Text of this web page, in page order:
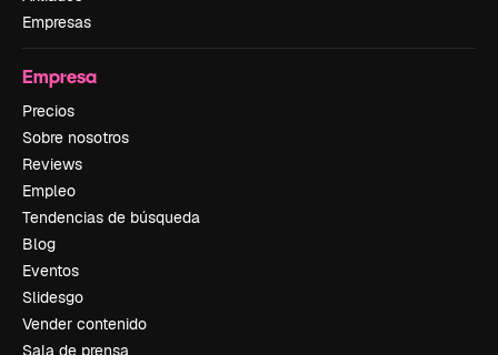
Empresas
Empresa
Precios
Sobre nosotros
Reviews
Empleo
Tendencias de búsqueda
Blog
Eventos
Slidesgo
Vender contenido
Sala de prensa